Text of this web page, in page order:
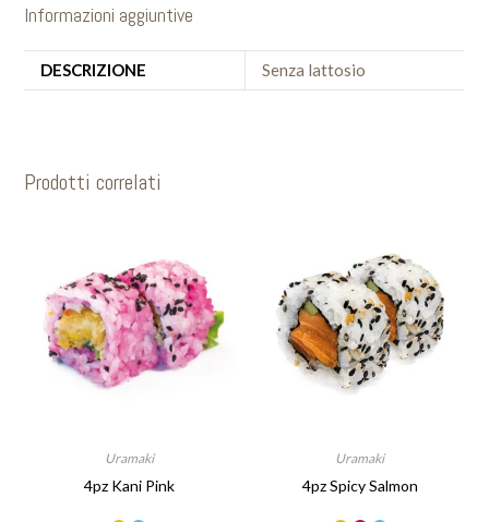
Informazioni aggiuntive
DESCRIZIONE Senza lattosio
Prodotti correlati
Uramaki
4pz Kani Pink
Uramaki
4pz Spicy Salmon